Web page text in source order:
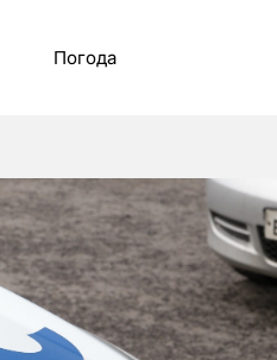
Погода